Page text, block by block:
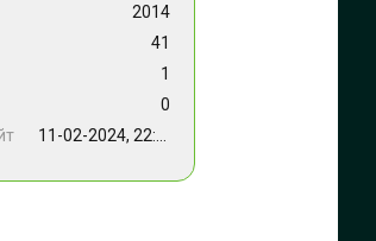
2014
41
1
0